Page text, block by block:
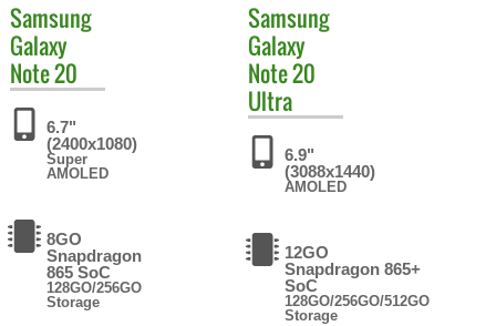
Samsung
Galaxy
Note 20
6.7"
(2400x1080)
Super
AMOLED
8GO
Snapdragon
865 SoC
128GO/256GO
Storage
Samsung
Galaxy
Note 20
Ultra
6.9"
(3088x1440)
AMOLED
12GO
Snapdragon 865+
SoC
128GO/256GO/512GO
Storage